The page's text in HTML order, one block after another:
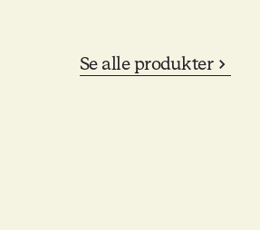
Se alle produkter